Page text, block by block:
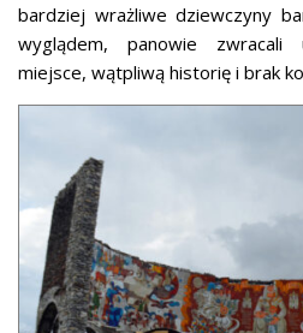
bardziej wrażliwe dziewczyny
wyglądem, panowie zwracali
miejsce, wątpliwą historię i brak